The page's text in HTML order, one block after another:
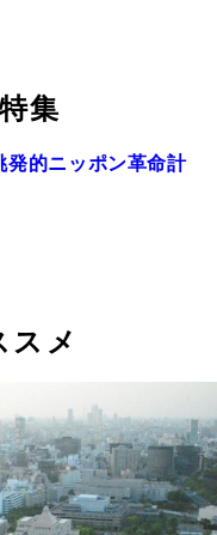
集
発的ニッポン革命計
スメ